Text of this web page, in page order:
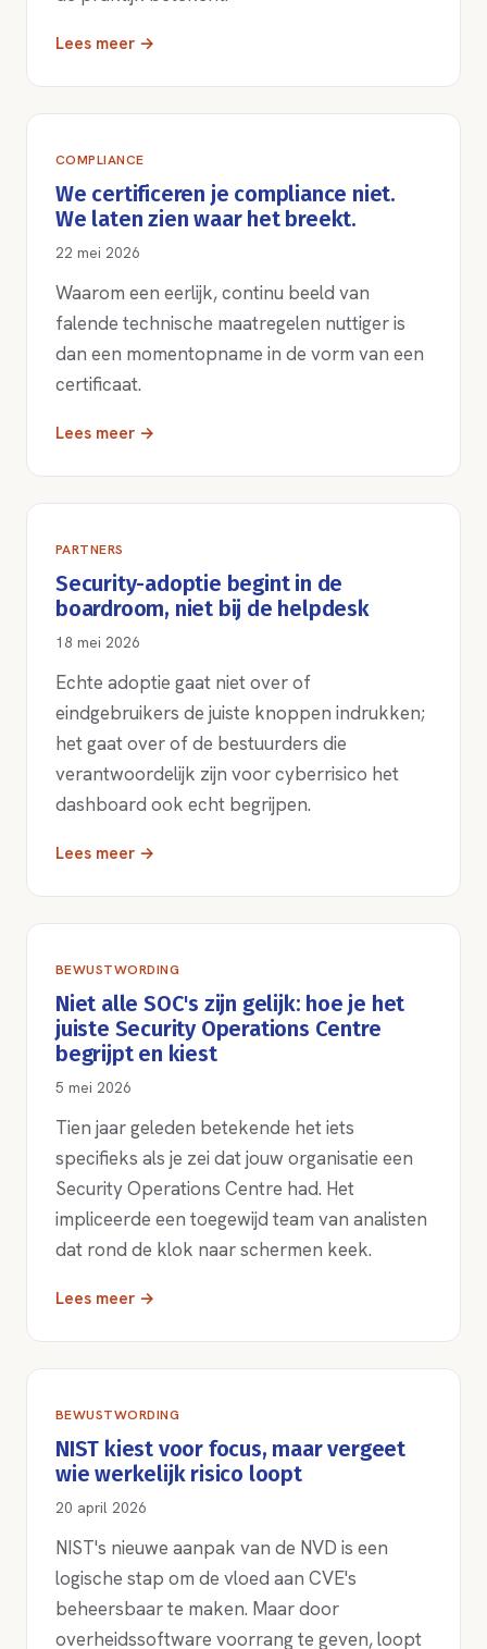
Lees meer →
COMPLIANCE
We certificeren je compliance niet.
We laten zien waar het breekt.
22 mei 2026
Waarom een eerlijk, continu beeld van
falende technische maatregelen nuttiger is
dan een momentopname in de vorm van een
certificaat.
Lees meer →
PARTNERS
Security-adoptie begint in de
boardroom, niet bij de helpdesk
18 mei 2026
Echte adoptie gaat niet over of
eindgebruikers de juiste knoppen indrukken;
het gaat over of de bestuurders die
verantwoordelijk zijn voor cyberrisico het
dashboard ook echt begrijpen.
Lees meer →
BEWUSTWORDING
Niet alle SOC's zijn gelijk: hoe je het
juiste Security Operations Centre
begrijpt en kiest
5 mei 2026
Tien jaar geleden betekende het iets
specifieks als je zei dat jouw organisatie een
Security Operations Centre had. Het
impliceerde een toegewijd team van analisten
dat rond de klok naar schermen keek.
Lees meer →
BEWUSTWORDING
NIST kiest voor focus, maar vergeet
wie werkelijk risico loopt
20 april 2026
NIST's nieuwe aanpak van de NVD is een
logische stap om de vloed aan CVE's
beheersbaar te maken. Maar door
overheidssoftware voorrang te geven, loopt